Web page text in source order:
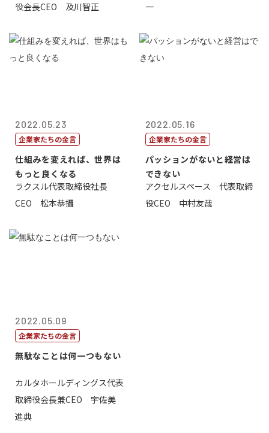
役会長CEO 及川智正
一
2022.05.23
企業家たちの金言
仕組みを変えれば、世界は
もっと良くなる
ラクスル代表取締役社長
CEO 松本恭攝
2022.05.16
企業家たちの金言
パッションがないと経営は
できない
アクセルスペース 代表取締
役CEO 中村友哉
2022.05.09
企業家たちの金言
無駄なことは何一つもない
カルタホールディングス代表
取締役会長兼CEO 宇佐美
進典